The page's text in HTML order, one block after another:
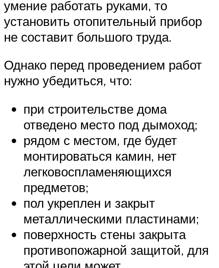
умение работать руками, то
установить отопительный прибор
не составит большого труда.
Однако перед проведением работ
нужно убедиться, что:
при строительстве дома
отведено место под дымоход;
рядом с местом, где будет
монтироваться камин, нет
легковоспламеняющихся
предметов;
пол укреплен и закрыт
металлическими пластинами;
поверхность стены закрыта
противопожарной защитой, для